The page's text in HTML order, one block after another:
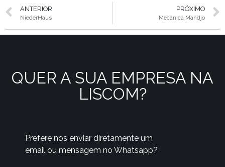
ANTERIOR
NiederHaus
PRÓXIMO
Mecânica Mandjo
QUER A SUA EMPRESA NA
LISCOM?
Prefere nos enviar diretamente um
email ou mensagem no Whatsapp?